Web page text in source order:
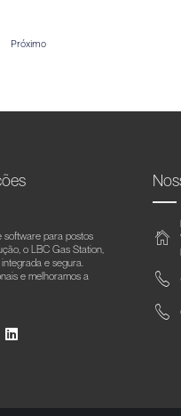
Próximo
software para postos
o LBC Gas Station,
e segura.
e melhoramos a